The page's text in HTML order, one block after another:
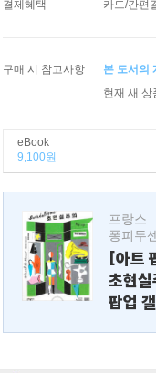
결제혜택 카드/간편
구매 시 참고사항
본 도서의
현재 새
eBook
9,100원
프랑스
퐁피두
[아트
초현실
팝업